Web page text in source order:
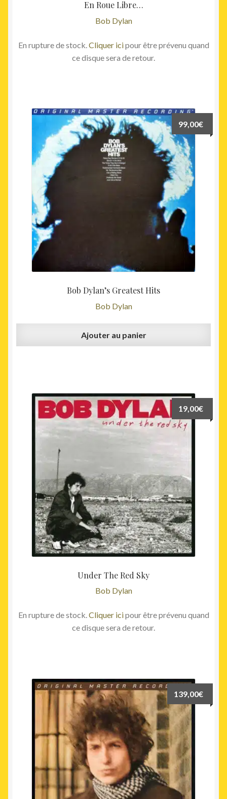
En Roue Libre…
Bob Dylan
En rupture de stock. Cliquer icipour être prévenu quand
ce disque sera de retour.
Bob Dylan’s Greatest Hits
Bob Dylan
99,00€
Ajouter au panier
Under The Red Sky
Bob Dylan
19,00€
En rupture de stock.Cliquer icipour être prévenu quand
ce disque sera de retour.
139,00€